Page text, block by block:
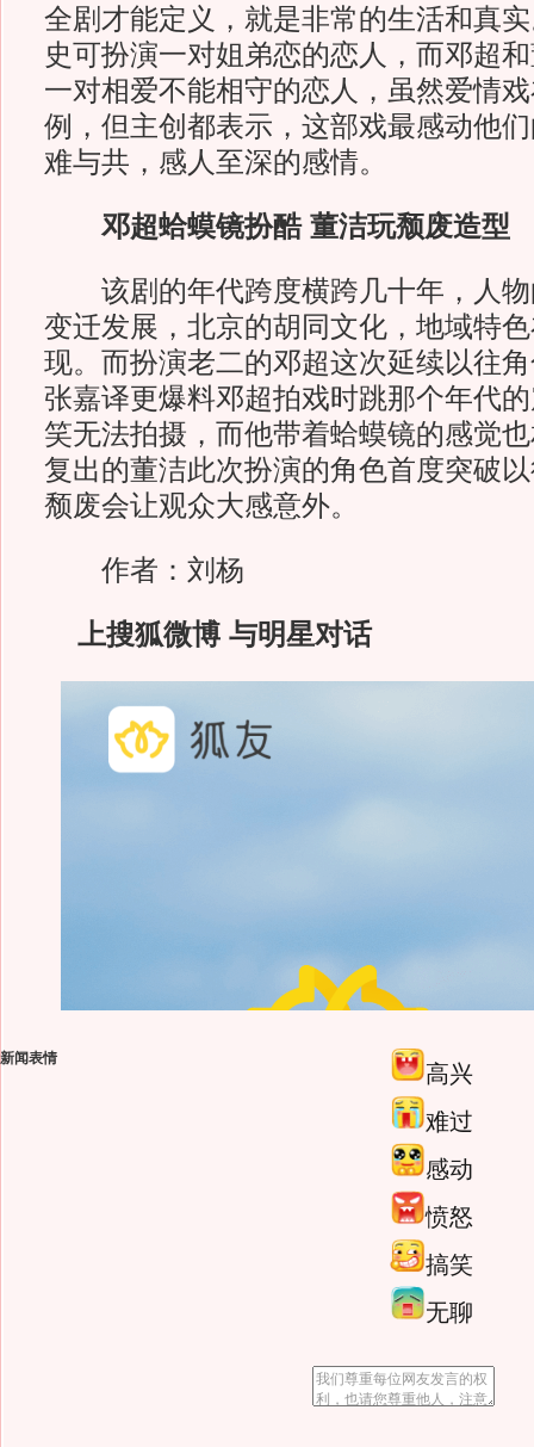
全剧才能定义，就是非常的生活和真
史可扮演一对姐弟恋的恋人，而邓超
一对相爱不能相守的恋人，虽然爱情
例，但主创都表示，这部戏最感动他
难与共，感人至深的感情。
邓超蛤蟆镜扮酷 董洁玩颓废造型
该剧的年代跨度横跨几十年，人物
变迁发展，北京的胡同文化，地域特
现。而扮演老二的邓超这次延续以往角
张嘉译更爆料邓超拍戏时跳那个年代
笑无法拍摄，而他带着蛤蟆镜的感觉
复出的董洁此次扮演的角色首度突破
颓废会让观众大感意外。
作者：刘杨
上搜狐微博 与明星对话
新闻表情
高兴
难过
感动
愤怒
搞笑
无聊